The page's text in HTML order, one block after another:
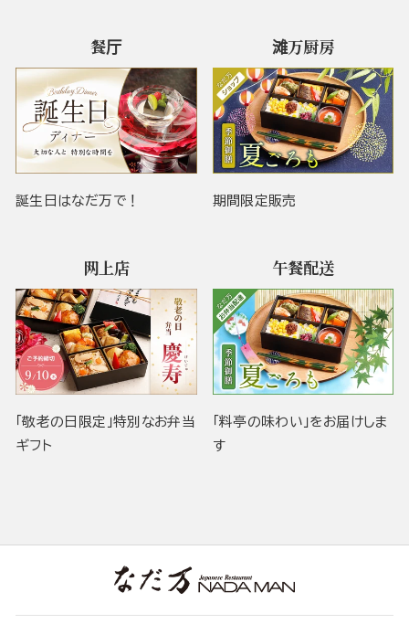
餐厅
誕生日はなだ万で！
滩万厨房
期間限定販売
网上店
「敬老の日限定」特別なお弁当
ギフト
午餐配送
「料亭の味わい」をお届けしま
す